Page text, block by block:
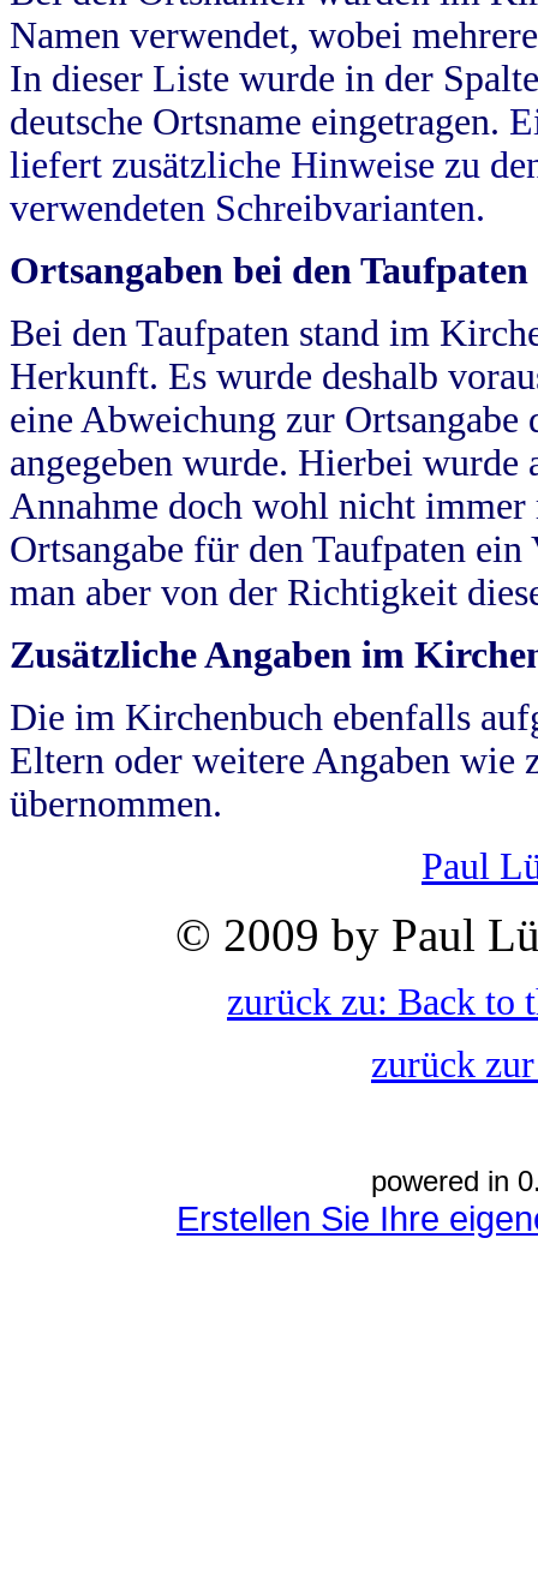
Namen verwendet, wobei
In dieser Liste wurde in der
deutsche Ortsname eingetragen.
liefert zusätzliche Hinweise zu
verwendeten Schreibvarianten.
Ortsangaben bei den Taufpaten
Bei den Taufpaten stand im
Herkunft. Es wurde deshalb
eine Abweichung zur
angegeben wurde. Hierbei wurde
Annahme doch wohl nicht
Ortsangabe für den Taufpaten
man aber von der Richtigkeit
Zusätzliche Angaben im
Die im Kirchenbuch ebenfalls
Eltern oder weitere Angaben wie
übernommen.
Paul
© 2009 by Paul
zurück zu: Back to
zurück
powered in
Erstellen Sie Ihre